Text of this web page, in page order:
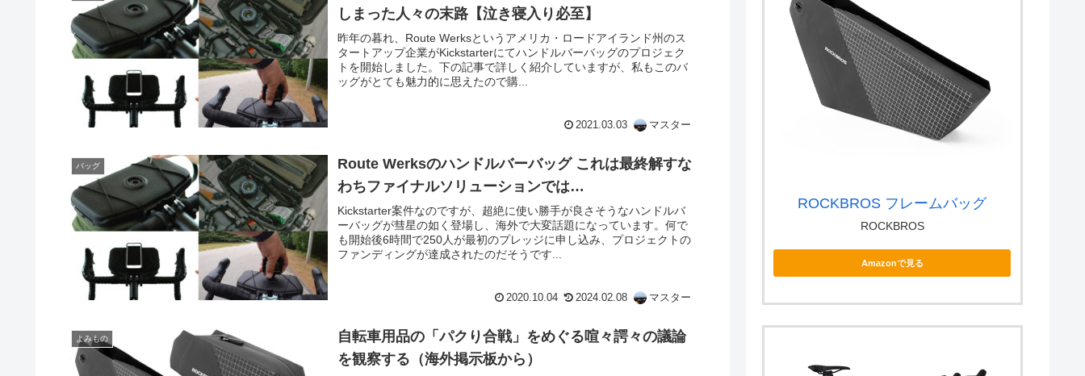
しまった人々の末路【泣き寝入り必至】
昨年の暮れ、Route Werksというアメリカ・ロードアイランド州のス
タートアップ企業がKickstarterにてハンドルバーバッグのプロジェク
トを開始しました。下の記事で詳しく紹介していますが、私もこのバ
ッグがとても魅力的に思えたので購...
2021.03.03 マスター
バッグ
Route Werksのハンドルバーバッグ これは最終解すな
わちファイナルソリューションでは…
Kickstarter案件なのですが、超絶に使い勝手が良さそうなハンドルバ
ーバッグが彗星の如く登場し、海外で大変話題になっています。何で
も開始後6時間で250人が最初のプレッジに申し込み、プロジェクトの
ファンディングが達成されたのだそうです...
2020.10.04 2024.02.08 マスター
よみもの
自転車用品の「パクり合戦」をめぐる喧々諤々の議論
を観察する（海外掲示板から）
ROCKBROS フレームバッグ
ROCKBROS
Amazonで見る